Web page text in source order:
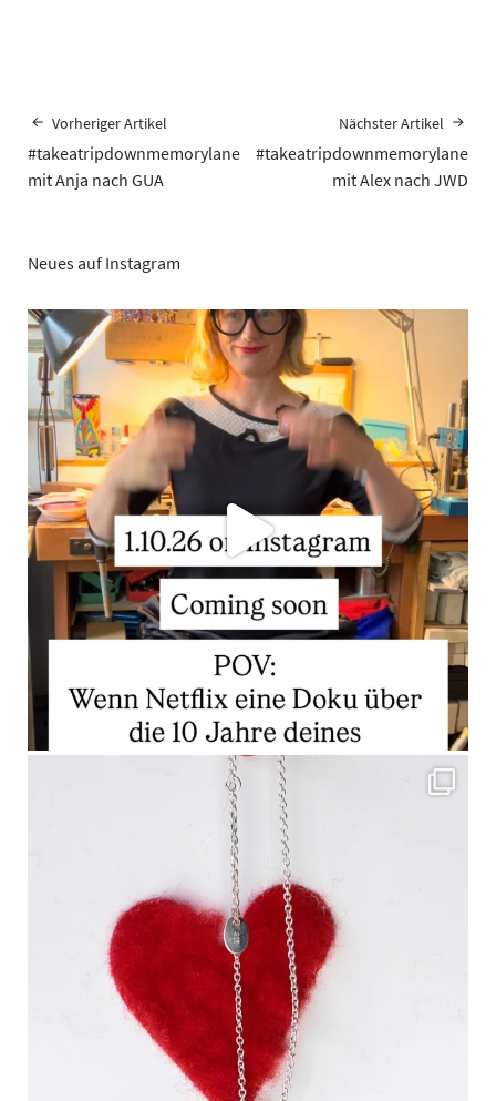
Vorheriger Artikel
#takeatripdownmemorylane
mit Anja nach GUA
Nächster Artikel
#takeatripdownmemorylane
mit Alex nach JWD
Neues auf Instagram